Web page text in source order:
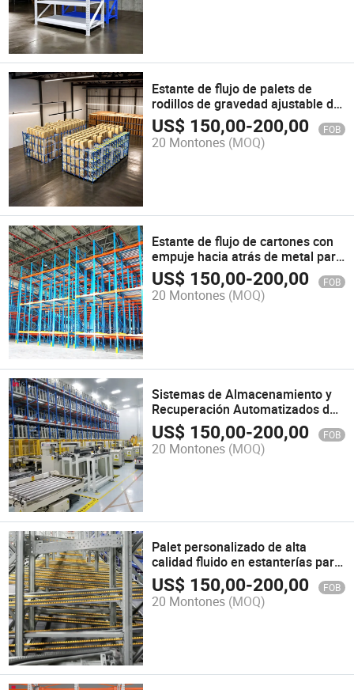
Estante de flujo de palets de
rodillos de gravedad ajustable de
acero para almacenamiento en
almacén de alta resistencia
US$ 150,00-200,00 FOB
20 Montones (MOQ)
Estante de flujo de cartones con
empuje hacia atrás de metal para
almacenamiento en fábrica y
almacén
US$ 150,00-200,00 FOB
20 Montones (MOQ)
Sistemas de Almacenamiento y
Recuperación Automatizados de
Almacenes con Shuttle Cuatro
Vías de Fábrica Líder
US$ 150,00-200,00 FOB
20 Montones (MOQ)
Palet personalizado de alta
calidad fluido en estanterías para
almacenamiento en almacén
US$ 150,00-200,00 FOB
20 Montones (MOQ)